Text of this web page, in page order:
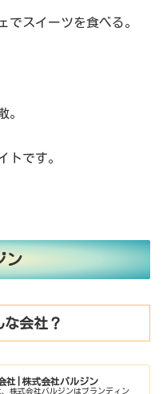
でスイーツを食べる。
。
トです。
ン
会社？
社|株式会社バルジン
株式会社バルジンはブランディン